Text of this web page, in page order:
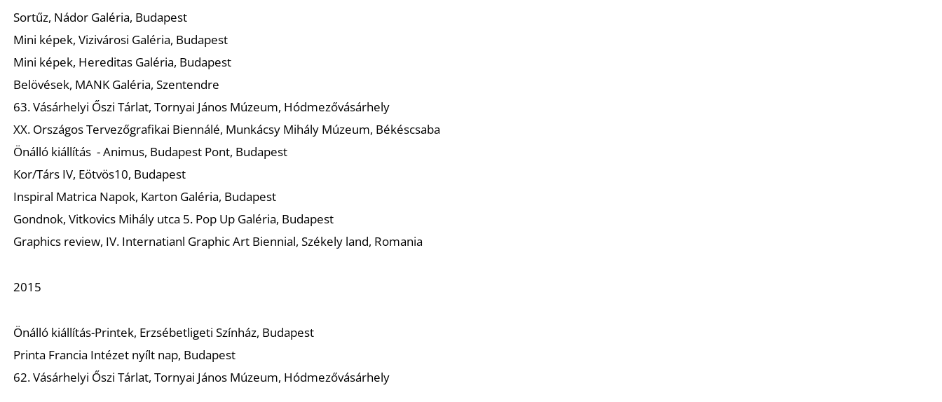
Sortűz, Nádor Galéria, Budapest
Mini képek, Vizivárosi Galéria, Budapest
Mini képek, Hereditas Galéria, Budapest
Belövések, MANK Galéria, Szentendre
63. Vásárhelyi Őszi Tárlat, Tornyai János Múzeum, Hódmezővásárhely
XX. Országos Tervezőgrafikai Biennálé, Munkácsy Mihály Múzeum, Békéscsaba
Önálló kiállítás - Animus, Budapest Pont, Budapest
Kor/Társ IV, Eötvös10, Budapest
Inspiral Matrica Napok, Karton Galéria, Budapest
Gondnok, Vitkovics Mihály utca 5. Pop Up Galéria, Budapest
Graphics review, IV. Internatianl Graphic Art Biennial, Székely land, Romania
2015
Önálló kiállítás-Printek, Erzsébetligeti Színház, Budapest
Printa Francia Intézet nyílt nap, Budapest
62. Vásárhelyi Őszi Tárlat, Tornyai János Múzeum, Hódmezővásárhely